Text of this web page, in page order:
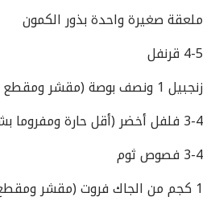
ملعقة صغيرة واحدة بذور الكمون
4-5 قرنفل
زنجبيل 1 ونصف بوصة (مقشر ومقطع بشكل خشن)
3-4 فلفل أخضر (أقل حارة ومفروما بشكل خشن)
3-4 فصوص ثوم
1 كجم من الجاك فروت (مقشر ومقطع)